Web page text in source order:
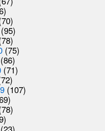
(95)
(75)
(86)
(71)
(107)